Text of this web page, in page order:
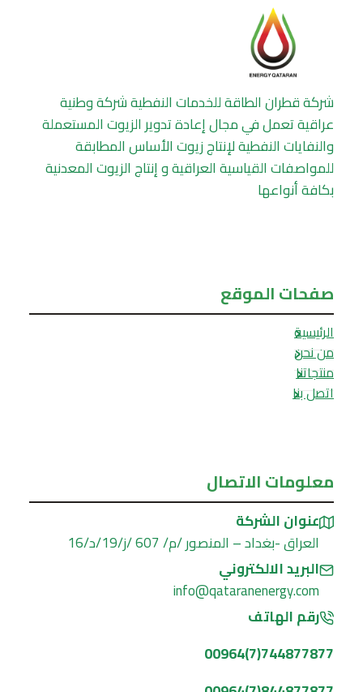
شركة قطران الطاقة للخدمات النفطية شركة وطنية
عراقية تعمل في مجال إعادة تدوير الزيوت المستعملة
والنفايات النفطية لإنتاج زيوت الأساس المطابقة
للمواصفات القياسية العراقية و إنتاج الزيوت المعدنية
بكافة أنواعها
صفحات الموقع
الرئيسية
من نحن
منتجاتنا
اتصل بنا
معلومات الاتصال
عنوان الشركة
العراق -بغداد – المنصور /م/ 607 /ز/19/د/16
البريد الالكتروني
info@qataranenergy.com
رقم الهاتف
744877877(7)00964